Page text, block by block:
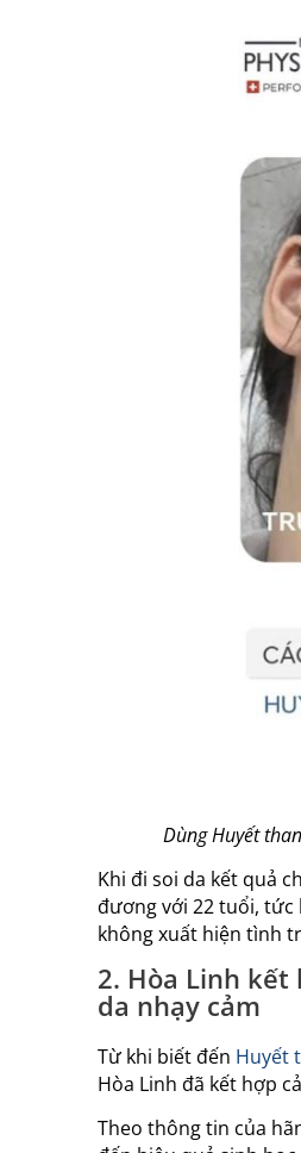
Dùng Huyết
Khi đi soi da kết quả
đương với 22 tuổi,
không xuất hiện tình
2. Hòa Linh
da nhạy cảm
Từ khi biết đến Huyết
Hòa Linh đã kết hợp
Theo thông tin của